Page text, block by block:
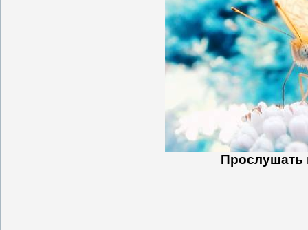
Прослушать